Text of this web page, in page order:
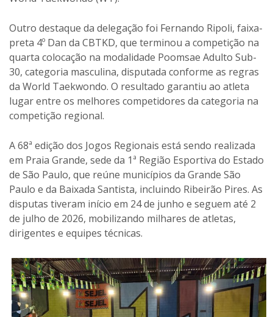
Outro destaque da delegação foi Fernando Ripoli, faixa-
preta 4º Dan da CBTKD, que terminou a competição na
quarta colocação na modalidade Poomsae Adulto Sub-
30, categoria masculina, disputada conforme as regras
da World Taekwondo. O resultado garantiu ao atleta
lugar entre os melhores competidores da categoria na
competição regional.
A 68ª edição dos Jogos Regionais está sendo realizada
em Praia Grande, sede da 1ª Região Esportiva do Estado
de São Paulo, que reúne municípios da Grande São
Paulo e da Baixada Santista, incluindo Ribeirão Pires. As
disputas tiveram início em 24 de junho e seguem até 2
de julho de 2026, mobilizando milhares de atletas,
dirigentes e equipes técnicas.